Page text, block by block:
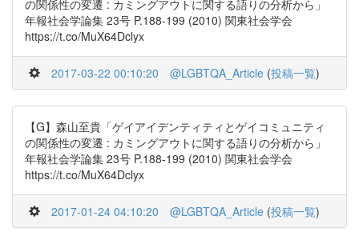
の関係性の変遷 : カミングアウトに関する語りの分析から」
年報社会学論集 23号 P.188-199 (2010) 関東社会学会
https://t.co/MuX64Dclyx
2017-03-22 00:10:20 @LGBTQA_Article (投稿一覧)
【G】森山至貴「ゲイアイデンティティとゲイコミュニティ
の関係性の変遷 : カミングアウトに関する語りの分析から」
年報社会学論集 23号 P.188-199 (2010) 関東社会学会
https://t.co/MuX64Dclyx
2017-01-24 04:10:20 @LGBTQA_Article (投稿一覧)